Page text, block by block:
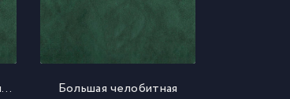
Сказание о Магмете-салтане Большая челобитная